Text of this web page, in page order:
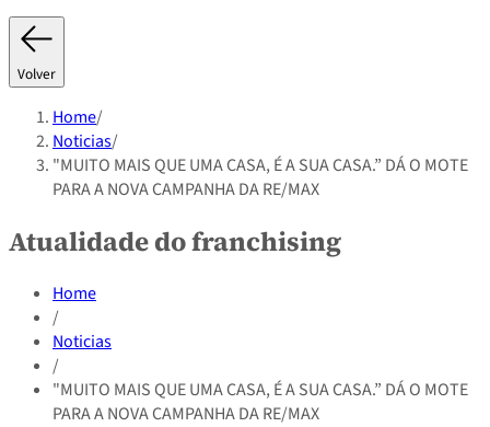
Volver
Home/
Noticias/
"MUITO MAIS QUE UMA CASA, É A SUA CASA.” DÁ O MOTE
PARA A NOVA CAMPANHA DA RE/MAX
Atualidade do franchising
Home
/
Noticias
/
"MUITO MAIS QUE UMA CASA, É A SUA CASA.” DÁ O MOTE
PARA A NOVA CAMPANHA DA RE/MAX